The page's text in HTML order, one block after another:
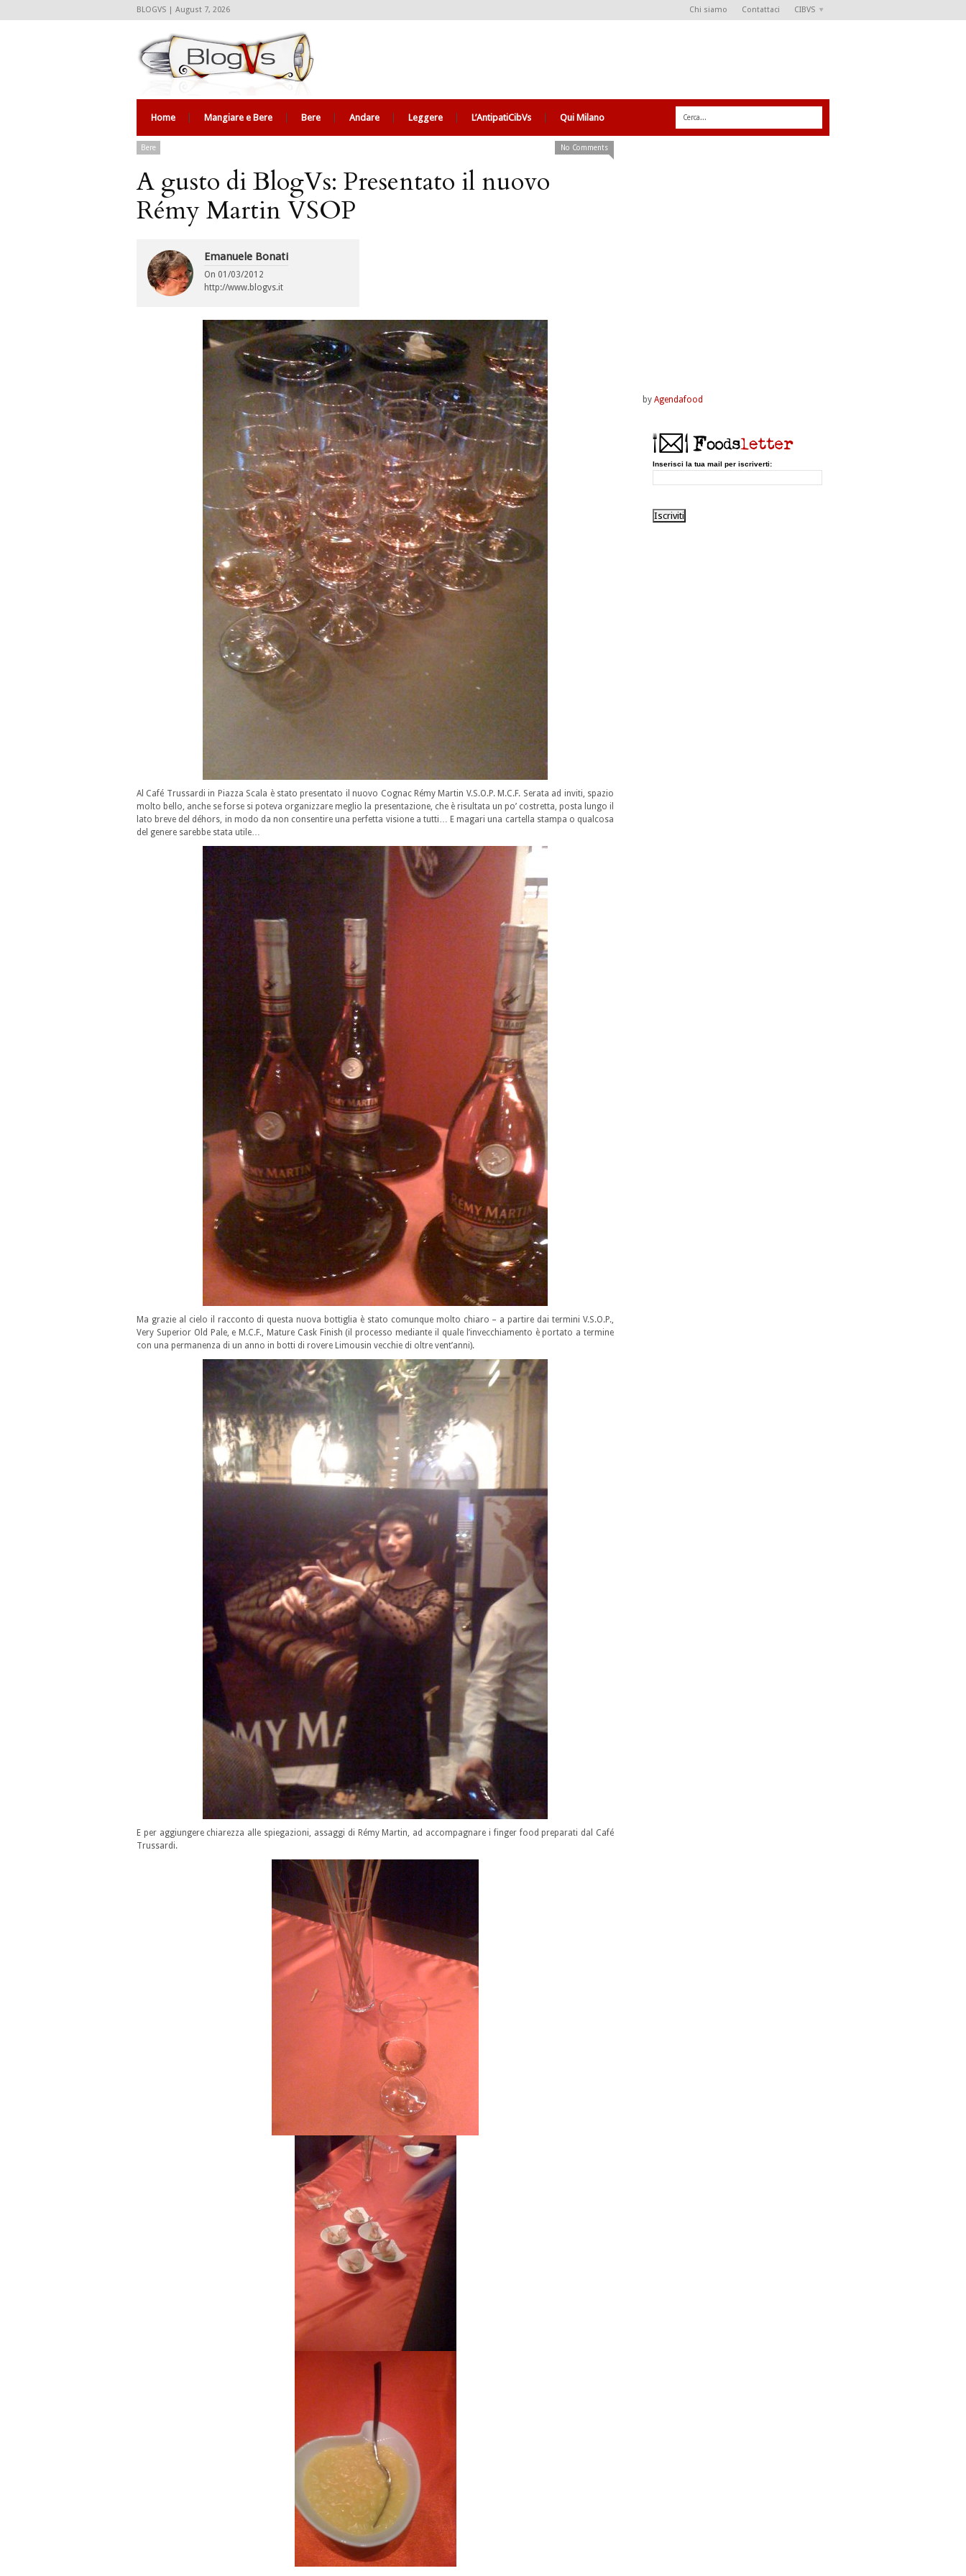
BLOGVS | August 7, 2026 Chi siamo Contattaci CIBVS
Home Mangiare e Bere Bere Andare Leggere L’AntipatiCibVs Qui Milano
Bere No Comments
A gusto di BlogVs: Presentato il nuovo
Rémy Martin VSOP
Emanuele Bonati
On 01/03/2012
http://www.blogvs.it
Al Café Trussardi in Piazza Scala è stato presentato il nuovo Cognac Rémy Martin V.S.O.P. M.C.F. Serata ad inviti, spazio
molto bello, anche se forse si poteva organizzare meglio la presentazione, che è risultata un po’ costretta, posta lungo il
lato breve del déhors, in modo da non consentire una perfetta visione a tutti… E magari una cartella stampa o qualcosa
del genere sarebbe stata utile…
Ma grazie al cielo il racconto di questa nuova bottiglia è stato comunque molto chiaro – a partire dai termini V.S.O.P.,
Very Superior Old Pale, e M.C.F., Mature Cask Finish (il processo mediante il quale l’invecchiamento è portato a termine
con una permanenza di un anno in botti di rovere Limousin vecchie di oltre vent’anni).
E per aggiungere chiarezza alle spiegazioni, assaggi di Rémy Martin, ad accompagnare i finger food preparati dal Café
Trussardi.
by Agendafood
Inserisci la tua mail per iscriverti: